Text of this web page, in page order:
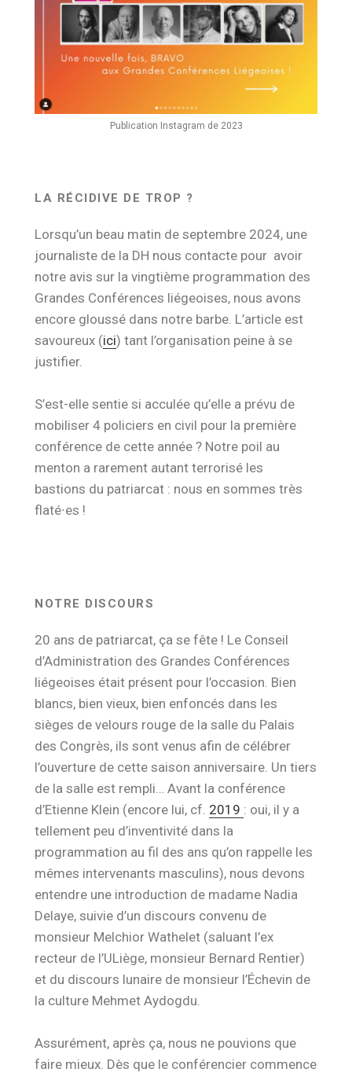
Publication Instagram de 2023
LA RÉCIDIVE DE TROP ?
Lorsqu’un beau matin de septembre 2024, une
journaliste de la DH nous contacte pour avoir
notre avis sur la vingtième programmation des
Grandes Conférences liégeoises, nous avons
encore gloussé dans notre barbe. L’article est
savoureux (ici) tant l’organisation peine à se
justifier.
S’est-elle sentie si acculée qu’elle a prévu de
mobiliser 4 policiers en civil pour la première
conférence de cette année ? Notre poil au
menton a rarement autant terrorisé les
bastions du patriarcat : nous en sommes très
flaté∙es !
NOTRE DISCOURS
20 ans de patriarcat, ça se fête ! Le Conseil
d’Administration des Grandes Conférences
liégeoises était présent pour l’occasion. Bien
blancs, bien vieux, bien enfoncés dans les
sièges de velours rouge de la salle du Palais
des Congrès, ils sont venus afin de célébrer
l’ouverture de cette saison anniversaire. Un tiers
de la salle est rempli… Avant la conférence
d’Etienne Klein (encore lui, cf. 2019 : oui, il y a
tellement peu d’inventivité dans la
programmation au fil des ans qu’on rappelle les
mêmes intervenants masculins), nous devons
entendre une introduction de madame Nadia
Delaye, suivie d’un discours convenu de
monsieur Melchior Wathelet (saluant l’ex
recteur de l’ULiège, monsieur Bernard Rentier)
et du discours lunaire de monsieur l’Échevin de
la culture Mehmet Aydogdu.
Assurément, après ça, nous ne pouvions que
faire mieux. Dès que le conférencier commence